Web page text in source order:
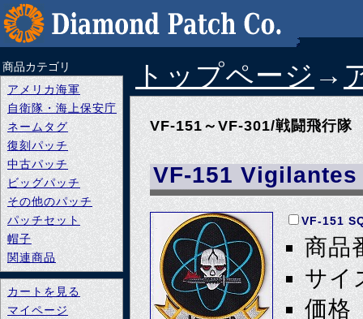
トップページ →
VF-151～VF-301/戦闘飛行隊
VF-151 Vigilantes
VF-151
商品
サイ
価格
商品カテゴリ
アメリカ海軍
自衛隊・海上保安庁
ネームタグ
復刻パッチ
中古パッチ
ビッグパッチ
その他のパッチ
パッチセット
帽子
関連商品
カートを見る
マイページ